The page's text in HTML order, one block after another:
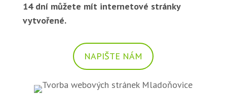
14 dní můžete mít internetové stránky
vytvořené.
NAPIŠTE NÁM